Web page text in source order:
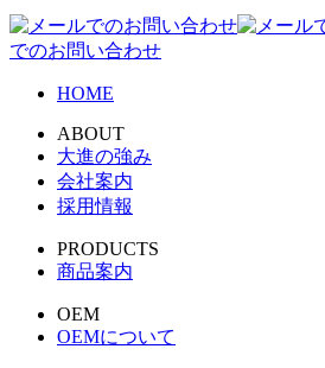
でのお問い合わせ
HOME
ABOUT
大進の強み
会社案内
採用情報
PRODUCTS
商品案内
OEM
OEMについて